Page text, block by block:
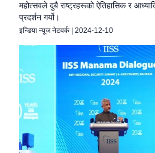
महोत्सवले दुबै राष्ट्रहरूको ऐतिहासिक र
प्रदर्शन गर्यो।
इन्डिया न्यूज नेटवर्क 2024-12-10